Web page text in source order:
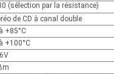
(sélection par la résistance)
de CD à canal double
+85°C
+100°C